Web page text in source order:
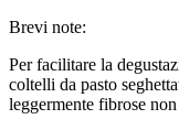
Brevi note:
Per facilitare la
coltelli da pasto
leggermente fibrose